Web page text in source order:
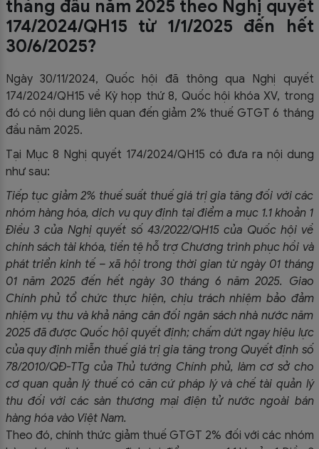
tháng đầu năm 2025 theo Nghị quyết
174/2024/QH15 từ 1/1/2025 đến hết
30/6/2025?
Ngày 30/11/2024, Quốc hội đã thông qua Nghị quyết
174/2024/QH15 về Kỳ họp thứ 8, Quốc hội khóa XV, trong
đó có nội dung liên quan đến giảm 2% thuế GTGT 6 tháng
đầu năm 2025.
Tại Mục 8 Nghị quyết 174/2024/QH15 có đưa ra nội dung
như sau:
Tiếp tục giảm 2% thuế suất thuế giá trị gia tăng đối với các
nhóm hàng hóa, dịch vụ quy định tại điểm a mục 1.1 khoản 1
Điều 3 của Nghị quyết số 43/2022/QH15 của Quốc hội về
chính sách tài khóa, tiền tệ hỗ trợ Chương trình phục hồi và
phát triển kinh tế – xã hội trong thời gian từ ngày 01 tháng
01 năm 2025 đến hết ngày 30 tháng 6 năm 2025. Giao
Chính phủ tổ chức thực hiện, chịu trách nhiệm bảo đảm
nhiệm vụ thu và khả năng cân đối ngân sách nhà nước năm
2025 đã được Quốc hội quyết định; chấm dứt ngay hiệu lực
của quy định miễn thuế giá trị gia tăng trong Quyết định số
78/2010/QĐ-TTg của Thủ tướng Chính phủ, làm cơ sở cho
cơ quan quản lý thuế có căn cứ pháp lý và chế tài quản lý
thu đối với các sàn thương mại điện tử nước ngoài bán
hàng hóa vào Việt Nam.
Theo đó, chính thức giảm thuế GTGT 2% đối với các nhóm